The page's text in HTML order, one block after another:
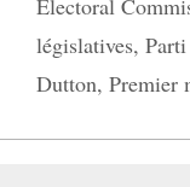
Electoral
législatives,
Dutton, Premier